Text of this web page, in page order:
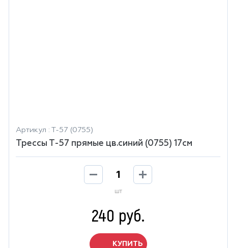
Артикул : Т-57 (0755)
Трессы Т-57 прямые цв.синий (0755) 17см
шт
240 руб.
КУПИТЬ